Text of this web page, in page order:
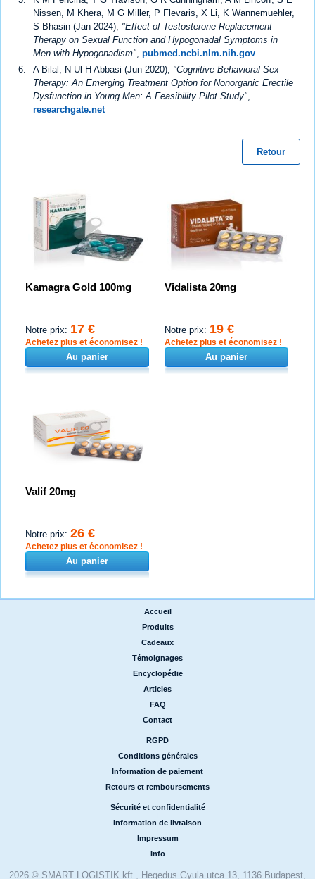
Nissen, M Khera, M G Miller, P Flevaris, X Li, K Wannemuehler,
S Bhasin (Jan 2024), "Effect of Testosterone Replacement
Therapy on Sexual Function and Hypogonadal Symptoms in
Men with Hypogonadism", pubmed.ncbi.nlm.nih.gov
A Bilal, N Ul H Abbasi (Jun 2020), "Cognitive Behavioral Sex
Therapy: An Emerging Treatment Option for Nonorganic Erectile
Dysfunction in Young Men: A Feasibility Pilot Study",
researchgate.net
Retour
Kamagra Gold 100mg
Notre prix: 17 €
Achetez plus et économisez !
Au panier
Vidalista 20mg
Notre prix: 19 €
Achetez plus et économisez !
Au panier
Valif 20mg
Notre prix: 26 €
Achetez plus et économisez !
Au panier
Accueil
Produits
Cadeaux
Témoignages
Encyclopédie
Articles
FAQ
Contact
RGPD
Conditions générales
Information de paiement
Retours et remboursements
Sécurité et confidentialité
Information de livraison
Impressum
Info
2026 © SMART LOGISTIK kft., Hegedus Gyula utca 13, 1136 Budapest,